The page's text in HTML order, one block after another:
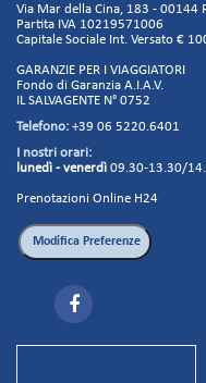
Via Mar della Cina, 183 - 00144
Partita IVA 10219571006
Capitale Sociale Int. Versato €
GARANZIE PER I VIAGGIATORI
Fondo di Garanzia A.I.A.V.
IL SALVAGENTE N° 0752
Telefono: +39 06 5220.6401
I nostri orari:
lunedì - venerdì 09.30-13.30/
Prenotazioni Online H24